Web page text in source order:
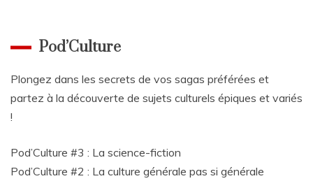
Pod’Culture
Plongez dans les secrets de vos sagas préférées et
partez à la découverte de sujets culturels épiques et variés
!
Pod’Culture #3 : La science-fiction
Pod’Culture #2 : La culture générale pas si générale